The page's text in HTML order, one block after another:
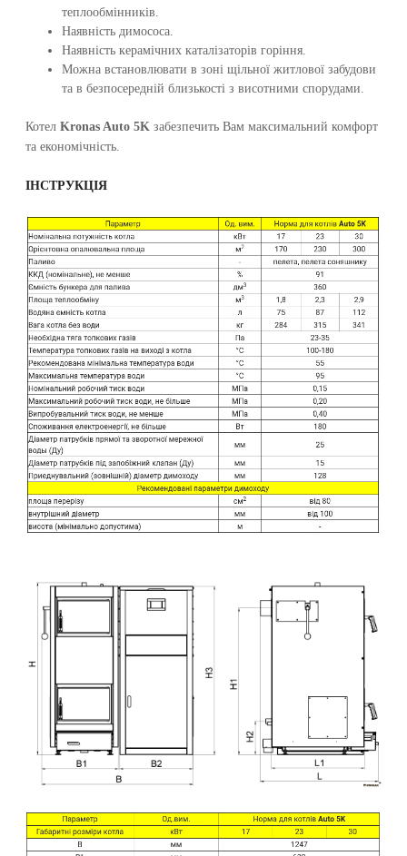
теплообмінників.
Наявність димососа.
Наявність керамічних каталізаторів горіння.
Можна встановлювати в зоні щільної житлової забудови
та в безпосередній близькості з висотними спорудами.
Котел Kronas Auto 5K забезпечить Вам максимальний комфорт
та економічність.
ІНСТРУКЦІЯ